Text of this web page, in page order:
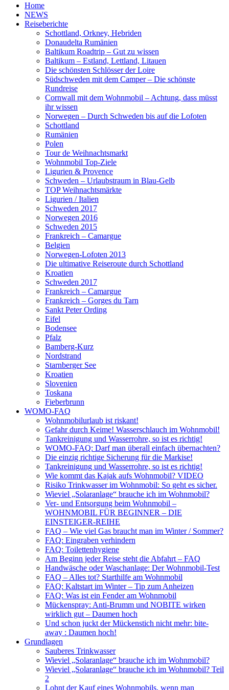
Home
NEWS
Reiseberichte
Schottland, Orkney, Hebriden
Donaudelta Rumänien
Baltikum Roadtrip – Gut zu wissen
Baltikum – Estland, Lettland, Litauen
Die schönsten Schlösser der Loire
Südschweden mit dem Camper – Die schönste
Rundreise
Cornwall mit dem Wohnmobil – Achtung, dass müsst
ihr wissen
Norwegen – Durch Schweden bis auf die Lofoten
Schottland
Rumänien
Polen
Tour de Weihnachtsmarkt
Wohnmobil Top-Ziele
Ligurien & Provence
Schweden – Urlaubstraum in Blau-Gelb
TOP Weihnachtsmärkte
Ligurien / Italien
Schweden 2017
Norwegen 2016
Schweden 2015
Frankreich – Camargue
Belgien
Norwegen-Lofoten 2013
Die ultimative Reiseroute durch Schottland
Kroatien
Schweden 2017
Frankreich – Camargue
Frankreich – Gorges du Tarn
Sankt Peter Ording
Eifel
Bodensee
Pfalz
Bamberg-Kurz
Nordstrand
Starnberger See
Kroatien
Slovenien
Toskana
Fieberbrunn
WOMO-FAQ
Wohnmobilurlaub ist riskant!
Gefahr durch Keime! Wasserschlauch im Wohnmobil!
Tankreinigung und Wasserrohre, so ist es richtig!
WOMO-FAQ: Darf man überall einfach übernachten?
Die einzig richtige Sicherung für die Markise!
Tankreinigung und Wasserrohre, so ist es richtig!
Wie kommt das Kajak aufs Wohnmobil? VIDEO
Risiko Trinkwasser im Wohnmobil: So geht es sicher.
Wieviel „Solaranlage“ brauche ich im Wohnmobil?
Ver- und Entsorgung beim Wohnmobil –
WOHNMOBIL FÜR BEGINNER – DIE
EINSTEIGER-REIHE
FAQ – Wie viel Gas braucht man im Winter / Sommer?
FAQ: Eingraben verhindern
FAQ: Toilettenhygiene
Am Beginn jeder Reise steht die Abfahrt – FAQ
Handwäsche oder Waschanlage: Der Wohnmobil-Test
FAQ – Alles tot? Starthilfe am Wohnmobil
FAQ: Kaltstart im Winter – Tip zum Anheizen
FAQ: Was ist ein Fender am Wohnmobil
Mückenspray: Anti-Brumm und NOBITE wirken
wirklich gut – Daumen hoch
Und schon juckt der Mückenstich nicht mehr: bite-
away : Daumen hoch!
Grundlagen
Sauberes Trinkwasser
Wieviel „Solaranlage“ brauche ich im Wohnmobil?
Wieviel „Solaranlage“ brauche ich im Wohnmobil? Teil
2
Lohnt der Kauf eines Wohnmobils, wenn man